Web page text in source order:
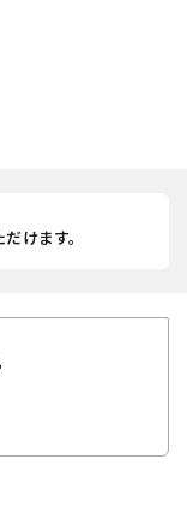
けます。